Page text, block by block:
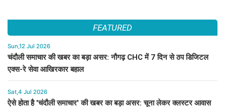
FEATURED
Sun,12 Jul 2026
चंदौली समाचार की खबर का बड़ा असर: नौगढ़ CHC में 7 दिन से ठप डिजिटल
एक्स-रे सेवा आखिरकार बहाल
Sat,4 Jul 2026
ऐसे होता है 'चंदौली समाचार' की खबर का बड़ा असर: चूना लेकर क्लस्टर आवास